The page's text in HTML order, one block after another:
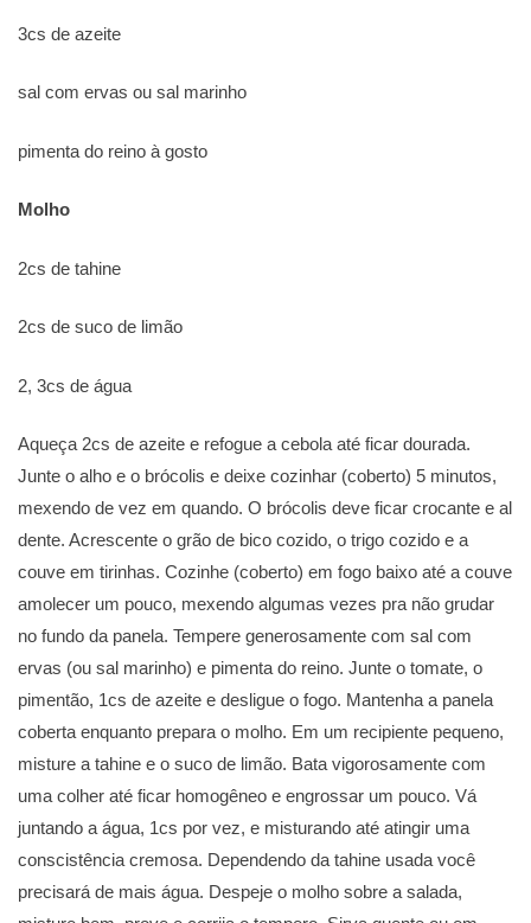
3cs de azeite
sal com ervas ou sal marinho
pimenta do reino à gosto
Molho
2cs de tahine
2cs de suco de limão
2, 3cs de água
Aqueça 2cs de azeite e refogue a cebola até ficar dourada.
Junte o alho e o brócolis e deixe cozinhar (coberto) 5 minutos,
mexendo de vez em quando. O brócolis deve ficar crocante e al
dente. Acrescente o grão de bico cozido, o trigo cozido e a
couve em tirinhas. Cozinhe (coberto) em fogo baixo até a couve
amolecer um pouco, mexendo algumas vezes pra não grudar
no fundo da panela. Tempere generosamente com sal com
ervas (ou sal marinho) e pimenta do reino. Junte o tomate, o
pimentão, 1cs de azeite e desligue o fogo. Mantenha a panela
coberta enquanto prepara o molho. Em um recipiente pequeno,
misture a tahine e o suco de limão. Bata vigorosamente com
uma colher até ficar homogêneo e engrossar um pouco. Vá
juntando a água, 1cs por vez, e misturando até atingir uma
conscistência cremosa. Dependendo da tahine usada você
precisará de mais água. Despeje o molho sobre a salada,